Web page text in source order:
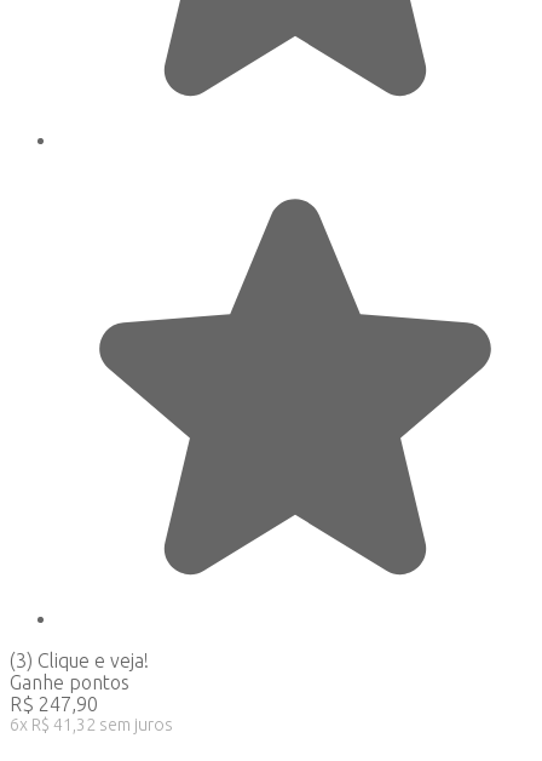
(3) Clique e veja!
Ganhe pontos
R$ 247,90
6x R$ 41,32 sem juros